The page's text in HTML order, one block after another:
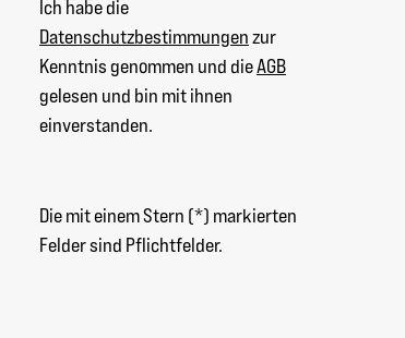
Ich habe die
Datenschutzbestimmungenzur
Kenntnis genommen und dieAGB
gelesen und bin mit ihnen
einverstanden.
Die mit einem Stern (*) markierten
Felder sind Pflichtfelder.